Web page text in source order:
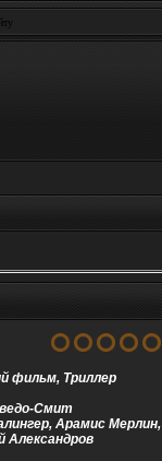
фильм, Триллер
Смит
Арамис Мерлин,
Александров